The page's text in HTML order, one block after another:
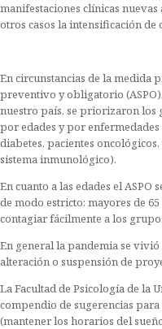
manifestaciones clínicas nuevas
otros casos la intensificación
En circunstancias de la medida
preventivo y obligatorio
nuestro país, se priorizaron los
por edades y por
diabetes, pacientes
sistema inmunológico).
En cuanto a las edades el
de modo estricto: mayores de
contagiar fácilmente a los
En general la pandemia se
alteración o suspensión de
La Facultad de Psicología de la
compendio de sugerencias
(mantener los horarios del